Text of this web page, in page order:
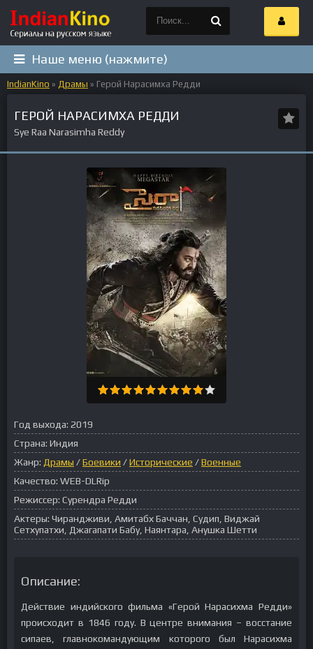
Наше меню (нажмите)
IndianKino » Драмы » Герой Нарасимха Редди
ГЕРОЙ НАРАСИМХА РЕДДИ
Sye Raa Narasimha Reddy
Год выхода: 2019
Страна: Индия
Жанр: Драмы /Боевики /Исторические /Военные
Качество: WEB-DLRip
Режиссер: Сурендра Редди
Актеры: Чирандживи, Амитабх Баччан, Судип, Виджай
Сетхупатхи, Джагапати Бабу, Наянтара, Анушка Шетти
Описание:
Действие индийского фильма «Герой Нарасихма Редди»
происходит в 1846 году. В центре внимания – восстание
сипаев, главнокомандующим которого был Нарасихма